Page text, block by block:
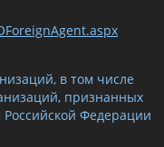
в том числе
признанных
Российской Федерации